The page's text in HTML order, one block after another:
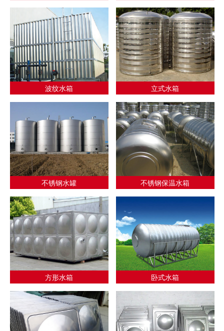
波纹水箱 立式水箱
不锈钢水罐 不锈钢保温水箱
方形水箱 卧式水箱